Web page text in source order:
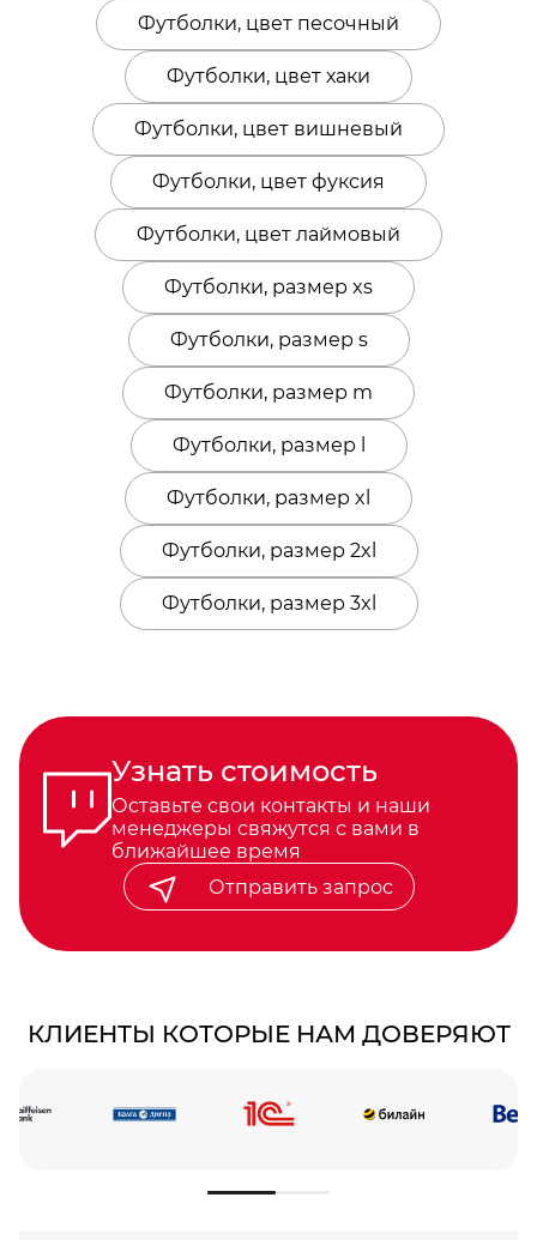
Футболки, цвет песочный
Футболки, цвет хаки
Футболки, цвет вишневый
Футболки, цвет фуксия
Футболки, цвет лаймовый
Футболки, размер xs
Футболки, размер s
Футболки, размер m
Футболки, размер l
Футболки, размер xl
Футболки, размер 2xl
Футболки, размер 3xl
Узнать стоимость
Оставьте свои контакты и наши
менеджеры свяжутся с вами в
ближайшее время
Отправить запрос
КЛИЕНТЫ КОТОРЫЕ НАМ ДОВЕРЯЮТ